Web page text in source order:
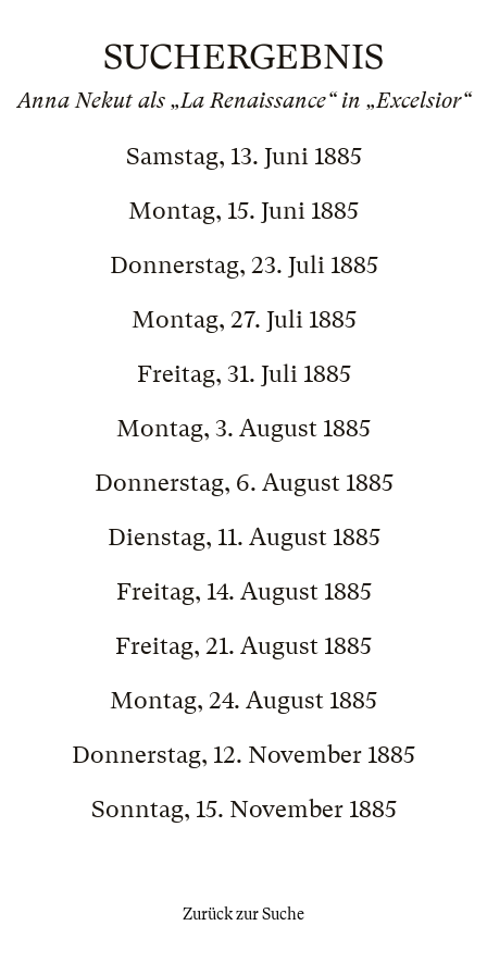
SUCHERGEBNIS
Anna Nekut als „La Renaissance“ in „Excelsior“
Samstag, 13. Juni 1885
Montag, 15. Juni 1885
Donnerstag, 23. Juli 1885
Montag, 27. Juli 1885
Freitag, 31. Juli 1885
Montag, 3. August 1885
Donnerstag, 6. August 1885
Dienstag, 11. August 1885
Freitag, 14. August 1885
Freitag, 21. August 1885
Montag, 24. August 1885
Donnerstag, 12. November 1885
Sonntag, 15. November 1885
Zurück zur Suche